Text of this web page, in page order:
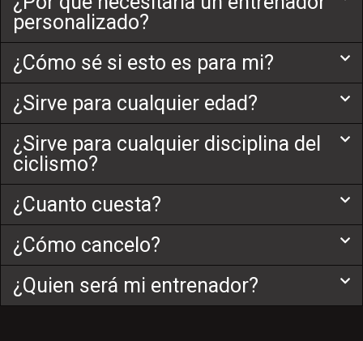
personalizado?
¿Cómo sé si esto es para mi?
¿Sirve para cualquier edad?
¿Sirve para cualquier disciplina del
ciclismo?
¿Cuanto cuesta?
¿Cómo cancelo?
¿Quien será mi entrenador?